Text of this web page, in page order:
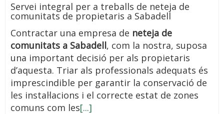
Servei integral per a treballs de neteja de
comunitats de propietaris a Sabadell
Contractar una empresa de neteja de
comunitats a Sabadell, com la nostra, suposa
una important decisió per als propietaris
d’aquesta. Triar als professionals adequats és
imprescindible per garantir la conservació de
les instal·lacions i el correcte estat de zones
comuns com les[...]